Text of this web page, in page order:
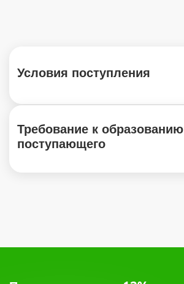
Условия поступления
по электронной почте,
Требование к образованию
поступающего